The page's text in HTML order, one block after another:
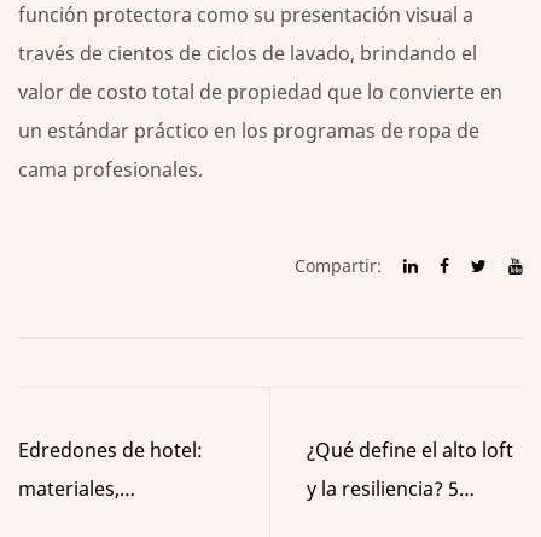
función protectora como su presentación visual a
través de cientos de ciclos de lavado, brindando el
valor de costo total de propiedad que lo convierte en
un estándar práctico en los programas de ropa de
cama profesionales.
Compartir:
Edredones de hotel:
materiales,
¿Qué define el alto loft
y la resiliencia? 5